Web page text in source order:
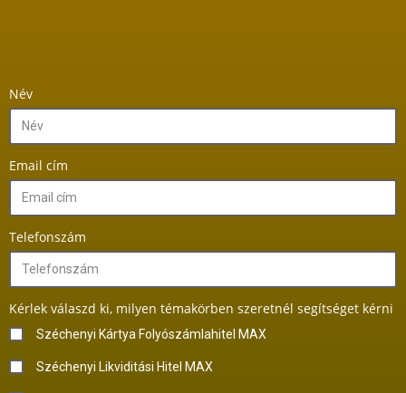
Név
Email cím
Telefonszám
Kérlek válaszd ki, milyen témakörben szeretnél segítséget kérni
Széchenyi Kártya Folyószámlahitel MAX
Széchenyi Likviditási Hitel MAX